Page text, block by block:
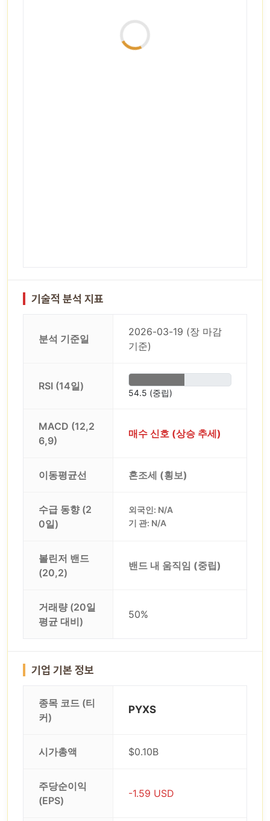
기술적 분석 지표
분석 기준일
2026-03-19 (장 마감
기준)
RSI (14일)
54.5 (중립)
MACD (12,2
6,9)
매수 신호 (상승 추세)
이동평균선 혼조세 (횡보)
수급 동향 (2
0일)
외국인: N/A
기 관: N/A
볼린저 밴드
(20,2)
밴드 내 움직임 (중립)
거래량 (20일
평균 대비)
50%
기업 기본 정보
종목 코드 (티
커)
PYXS
시가총액 $0.10B
주당순이익
(EPS)
-1.59 USD